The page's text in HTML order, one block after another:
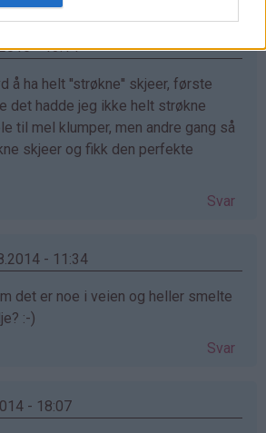
- 13:14
å ha helt ''strøkne'' skjeer, første
det hadde jeg ikke helt strøkne
til mel klumper, men andre gang så
skjeer og fikk den perfekte
Svar
- 11:34
det er noe i veien og heller smelte
:-)
Svar
- 18:07